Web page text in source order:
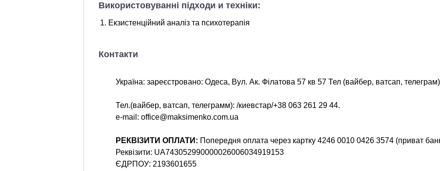
Використовуванні підходи и техніки:
Екзистенційний аналіз та психотерапія
Контакти
Україна: зареєстровано: Одеса, Вул. Ак. Філатова 57 кв 57 Тел (вайбер, ватсап,
Тел.(вайбер, ватсап, телеграмм): /киевстар/+38 063 261 29 44.
e-mail: office@maksimenko.com.ua
РЕКВІЗИТИ ОПЛАТИ: Попередня оплата через картку 4246 0010 0426 3574 (приват
Реквізити: UA743052990000026006034919153
ЄДРПОУ: 2193601655